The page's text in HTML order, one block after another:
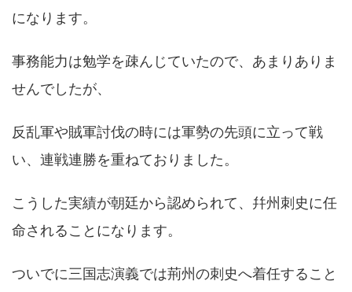
になります。
事務能力は勉学を疎んじていたので、あまりありま
せんでしたが、
反乱軍や賊軍討伐の時には軍勢の先頭に立って戦
い、連戦連勝を重ねておりました。
こうした実績が朝廷から認められて、幷州刺史に任
命されることになります。
ついでに三国志演義では荊州の刺史へ着任すること